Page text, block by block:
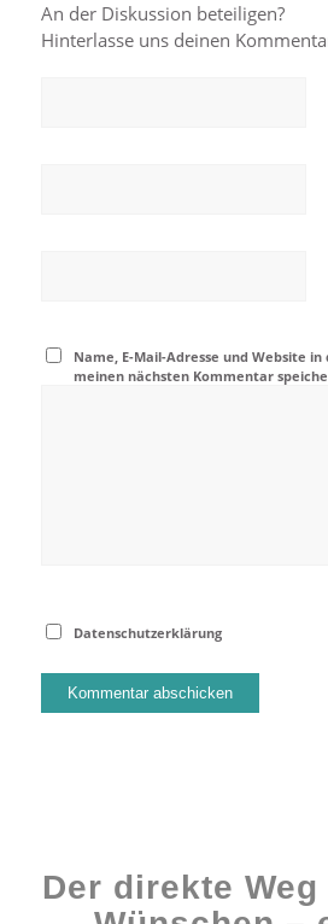
An der Diskussion beteiligen?
Hinterlasse uns deinen
Name, E-Mail-Adresse und Website
meinen nächsten Kommentar
Datenschutzerklärung
Der direkte